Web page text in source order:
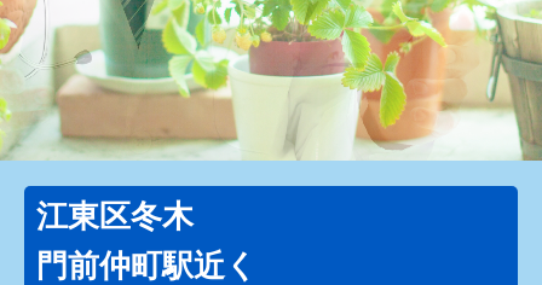
江東区冬木
門前仲町駅近く